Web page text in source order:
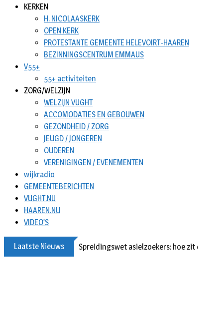
KERKEN
H. NICOLAASKERK
OPEN KERK
PROTESTANTE GEMEENTE HELEVOIRT-HAAREN
BEZINNINGSCENTRUM EMMAUS
V55+
55+ activiteiten
ZORG/WELZIJN
WELZIJN VUGHT
ACCOMODATIES EN GEBOUWEN
GEZONDHEID / ZORG
JEUGD / JONGEREN
OUDEREN
VERENIGINGEN / EVENEMENTEN
wijkradio
GEMEENTEBERICHTEN
VUGHT.NU
HAAREN.NU
VIDEO’S
Laatste Nieuws Spreidingswet asielzoekers: hoe zit dat?